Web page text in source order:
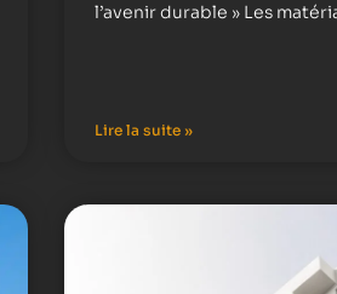
l’avenir durable » Les
Lire la suite »